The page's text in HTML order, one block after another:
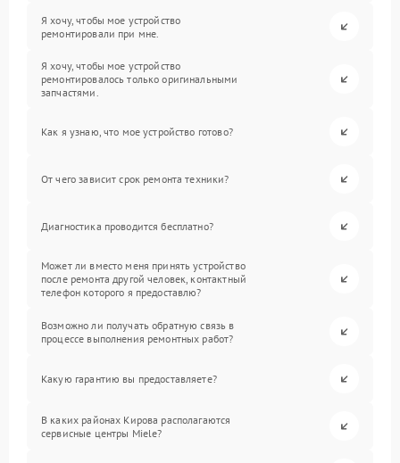
Я хочу, чтобы мое устройство
ремонтировали при мне.
Я хочу, чтобы мое устройство
ремонтировалось только оригинальными
запчастями.
Как я узнаю, что мое устройство готово?
От чего зависит срок ремонта техники?
Диагностика проводится бесплатно?
Может ли вместо меня принять устройство
после ремонта другой человек, контактный
телефон которого я предоставлю?
Возможно ли получать обратную связь в
процессе выполнения ремонтных работ?
Какую гарантию вы предоставляете?
В каких районах Кирова располагаются
сервисные центры Miele?